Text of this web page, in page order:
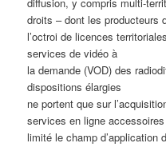
droits – dont les producteurs
l’octroi de licences
services de vidéo à
la demande (VOD) des
dispositions élargies
ne portent que sur
services en ligne
limité le champ d’application